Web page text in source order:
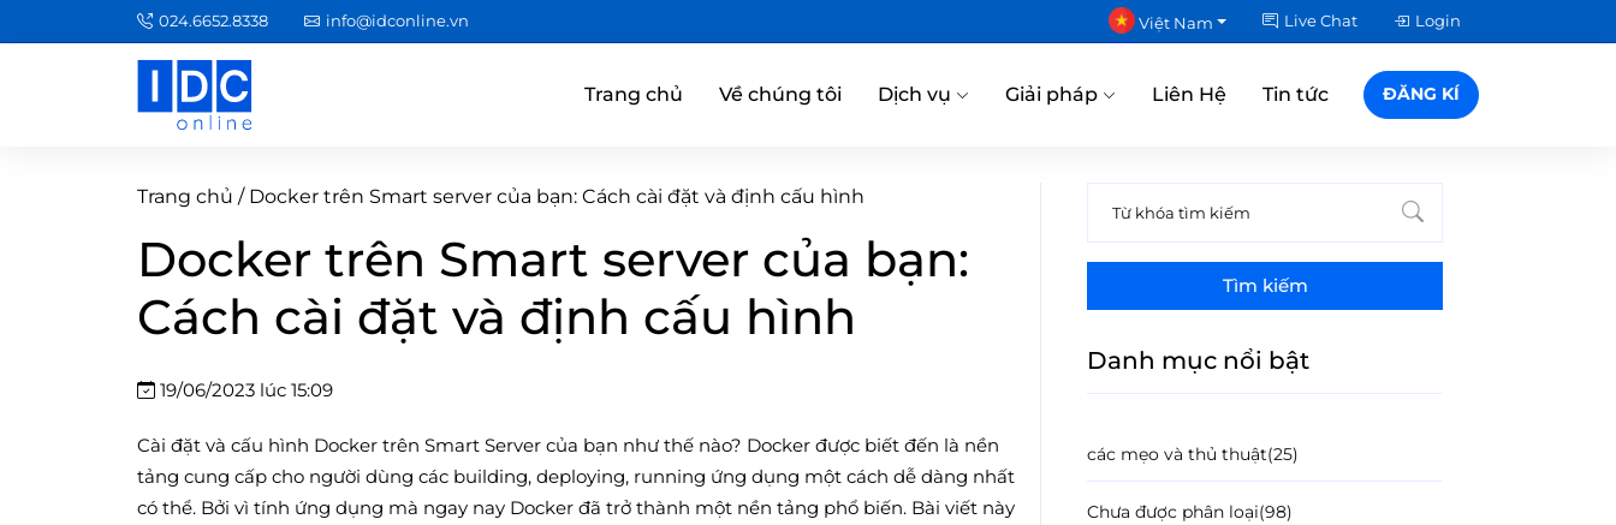
024.6652.8338 info@idconline.vn Việt Nam Live Chat Login
Trang chủ Về chúng tôi Dịch vụ Giải pháp Liên Hệ Tin tức ĐĂNG KÍ
Trang chủ / Docker trên Smart server của bạn: Cách cài đặt và định cấu hình
Docker trên Smart server của bạn:
Cách cài đặt và định cấu hình
19/06/2023 lúc 15:09
Cài đặt và cấu hình Docker trên Smart Server của bạn như thế nào? Docker được biết đến là nền
tảng cung cấp cho người dùng các building, deploying, running ứng dụng một cách dễ dàng nhất
có thể. Bởi vì tính ứng dụng mà ngay nay Docker đã trở thành một nền tảng phổ biến. Bài viết này
Tìm kiếm
Danh mục nổi bật
các mẹo và thủ thuật(25)
Chưa được phân loại(98)